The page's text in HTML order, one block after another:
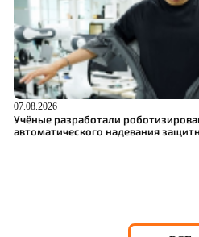
07.08.2026
Учёные разработали
автоматического надевания